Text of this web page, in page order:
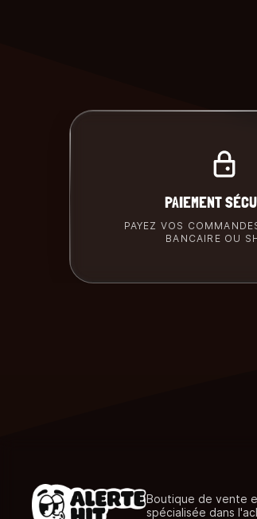
PAIEMENT
PAYEZ VOS
BANCAIRE OU
Boutique de vente
spécialisée dans